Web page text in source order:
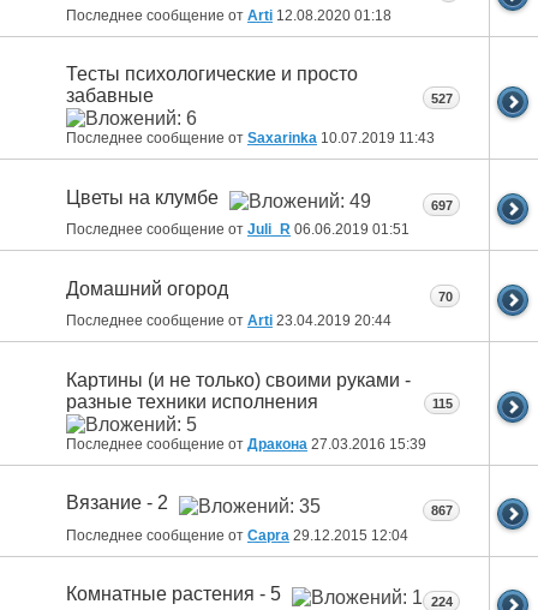
Последнее сообщение от Arti 12.08.2020 01:18
Тесты психологические и просто
забавные
Последнее сообщение от Saxarinka 10.07.2019 11:43
527
Цветы на клумбе
Последнее сообщение от Juli_R 06.06.2019 01:51
697
Домашний огород
Последнее сообщение от Arti 23.04.2019 20:44
70
Картины (и не только) своими руками -
разные техники исполнения
Последнее сообщение от Дракона 27.03.2016 15:39
115
Вязание - 2
Последнее сообщение от Capra 29.12.2015 12:04
867
Комнатные растения - 5 224